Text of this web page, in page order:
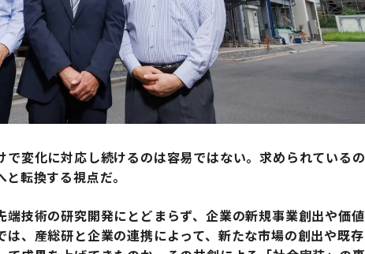
変化に対応し続けるのは容易ではない。求められているの
転換する視点だ。
技術の研究開発にとどまらず、企業の新規事業創出や価値
、産総研と企業の連携によって、新たな市場の創出や既存